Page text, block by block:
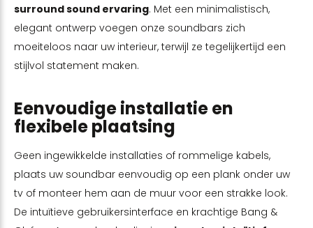
surround sound ervaring. Met een minimalistisch,
elegant ontwerp voegen onze soundbars zich
moeiteloos naar uw interieur, terwijl ze tegelijkertijd een
stijlvol statement maken.
Eenvoudige installatie en
flexibele plaatsing
Geen ingewikkelde installaties of rommelige kabels,
plaats uw soundbar eenvoudig op een plank onder uw
tv of monteer hem aan de muur voor een strakke look.
De intuïtieve gebruikersinterface en krachtige Bang &